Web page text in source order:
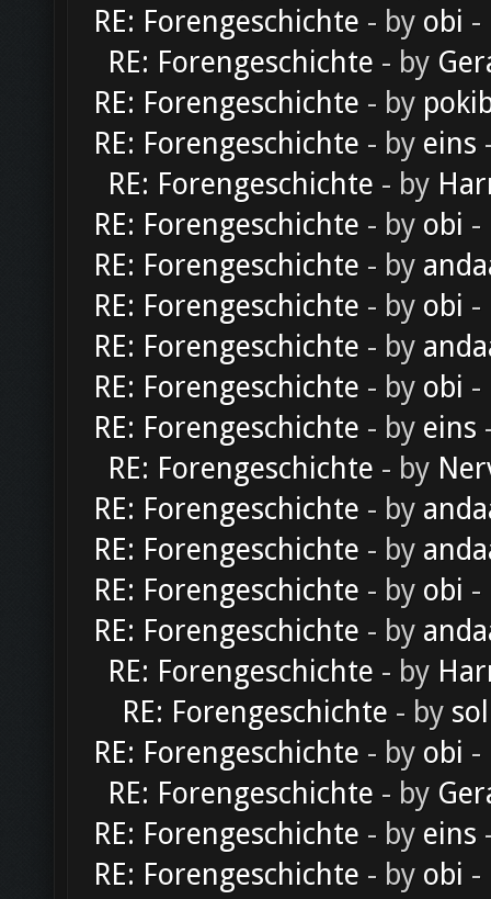
RE: Forengeschichte - by obi -
RE: Forengeschichte - by
RE: Forengeschichte - by
RE: Forengeschichte - by eins
RE: Forengeschichte - by
RE: Forengeschichte - by obi -
RE: Forengeschichte - by
RE: Forengeschichte - by obi -
RE: Forengeschichte - by
RE: Forengeschichte - by obi -
RE: Forengeschichte - by eins
RE: Forengeschichte - by
RE: Forengeschichte - by
RE: Forengeschichte - by
RE: Forengeschichte - by obi -
RE: Forengeschichte - by
RE: Forengeschichte - by
RE: Forengeschichte - by
RE: Forengeschichte - by obi -
RE: Forengeschichte - by
RE: Forengeschichte - by eins
RE: Forengeschichte - by obi -